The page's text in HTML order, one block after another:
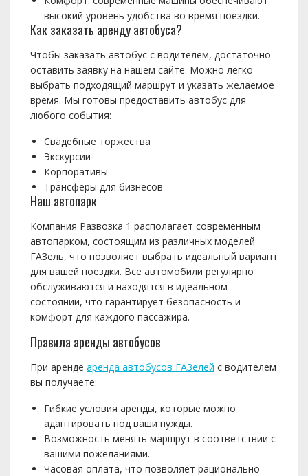
высокий уровень удобства во время поездки.
Как заказать аренду автобуса?
Чтобы заказать автобус с водителем, достаточно
оставить заявку на нашем сайте. Можно легко
выбрать подходящий маршрут и указать желаемое
время. Мы готовы предоставить автобус для
любого события:
Свадебные торжества
Экскурсии
Корпоративы
Трансферы для бизнесов
Наш автопарк
Компания Развозка 1 располагает современным
автопарком, состоящим из различных моделей
ГАЗель, что позволяет выбрать идеальный вариант
для вашей поездки. Все автомобили регулярно
обслуживаются и находятся в идеальном
состоянии, что гарантирует безопасность и
комфорт для каждого пассажира.
Правила аренды автобусов
При аренде аренда автобусов ГАЗелей с водителем
вы получаете:
Гибкие условия аренды, которые можно
адаптировать под ваши нужды.
Возможность менять маршрут в соответствии с
вашими пожеланиями.
Часовая оплата, что позволяет рационально